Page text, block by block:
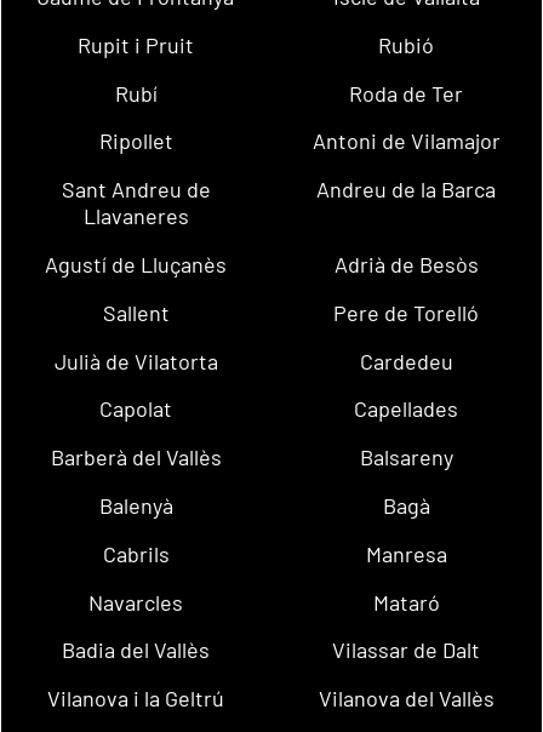
Rupit i Pruit
Rubió
Rubí
Roda de Ter
Ripollet
Antoni de Vilamajor
Sant Andreu de
Llavaneres
Andreu de la Barca
Agustí de Lluçanès
Adrià de Besòs
Sallent
Pere de Torelló
Julià de Vilatorta
Cardedeu
Capolat
Capellades
Barberà del Vallès
Balsareny
Balenyà
Bagà
Cabrils
Manresa
Navarcles
Mataró
Badia del Vallès
Vilassar de Dalt
Vilanova i la Geltrú
Vilanova del Vallès